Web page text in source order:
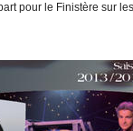
pour le Finistère sur